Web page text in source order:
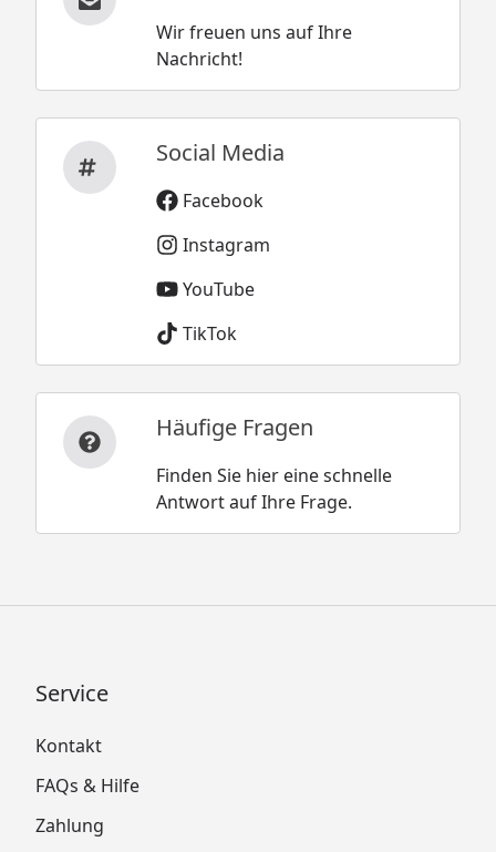
Wir freuen uns auf Ihre
Nachricht!
Social Media
Facebook
Instagram
YouTube
TikTok
Häufige Fragen
Finden Sie hier eine schnelle
Antwort auf Ihre Frage.
Service
Kontakt
FAQs & Hilfe
Zahlung